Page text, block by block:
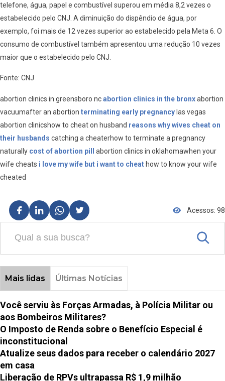
telefone, água, papel e combustível superou em média 8,2 vezes o
estabelecido pelo CNJ. A diminuição do dispêndio de água, por
exemplo, foi mais de 12 vezes superior ao estabelecido pela Meta 6. O
consumo de combustível também apresentou uma redução 10 vezes
maior que o estabelecido pelo CNJ.
Fonte: CNJ
abortion clinics in greensboro ncabortion clinics in the bronxabortion
vacuumafter an abortion terminating early pregnancy las vegas
abortion clinicshow to cheat on husband reasons why wives cheat on
their husbands catching a cheaterhow to terminate a pregnancy
naturally cost of abortion pill
abortion clinics in oklahomawhen your
wife cheats i love my wife but i want to cheat how to know your wife
cheated
Acessos: 98
Mais lidas Últimas Notícias
Você serviu às Forças Armadas, à Polícia Militar ou
aos Bombeiros Militares?
O Imposto de Renda sobre o Benefício Especial é
inconstitucional
Atualize seus dados para receber o calendário 2027
em casa
Liberação de RPVs ultrapassa R$ 1,9 milhão